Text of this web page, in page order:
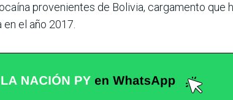
provenientes de Boli­via, cargamento que
el año 2017.